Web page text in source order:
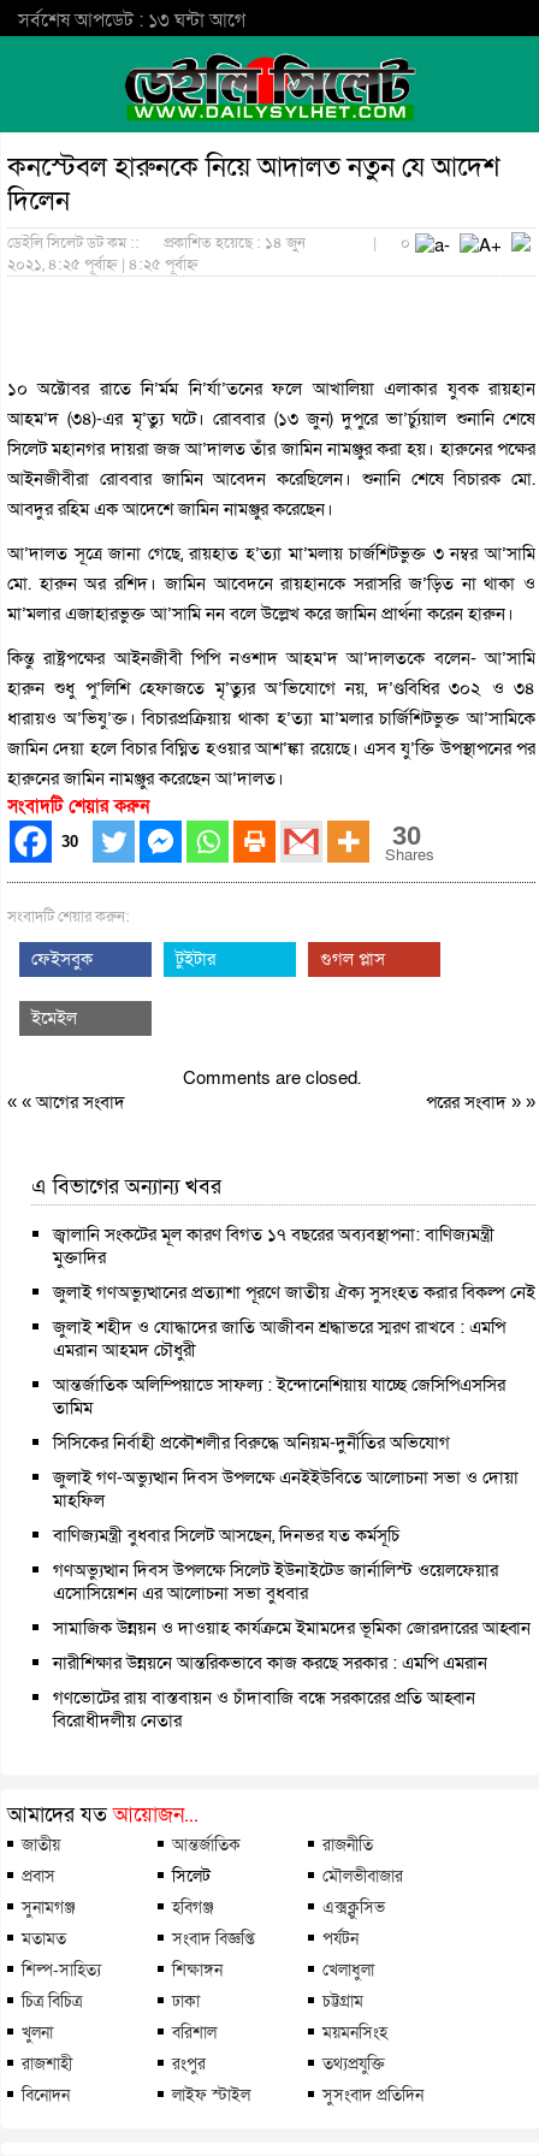
সর্বশেষ আপডেট : ১৩ ঘন্টা আগে
কনস্টেবল হারুনকে নিয়ে আদালত নতুন যে আদেশ
দিলেন
ডেইলি সিলেট ডট কম ::
প্রকাশিত হয়েছে : ১৪ জুন
২০২১, ৪:২৫ পূর্বাহ্ন | ৪:২৫ পূর্বাহ্ন
| ০
১০ অক্টোবর রাতে নি’র্মম নি’র্যা’তনের ফলে আখালিয়া এলাকার যুবক রায়হান
আহম’দ (৩৪)-এর মৃ’ত্যু ঘটে। রোববার (১৩ জুন) দুপুরে ভা’র্চ্যুয়াল শুনানি শেষে
সিলেট মহানগর দায়রা জজ আ’দালত তাঁর জামিন নামঞ্জুর করা হয়। হারুনের পক্ষের
আইনজীবীরা রোববার জামিন আবেদন করেছিলেন। শুনানি শেষে বিচারক মো.
আবদুর রহিম এক আদেশে জামিন নামঞ্জুর করেছেন।
আ’দালত সূত্রে জানা গেছে, রায়হাত হ’ত্যা মা’মলায় চার্জশিটভুক্ত ৩ নম্বর আ’সামি
মো. হারুন অর রশিদ। জামিন আবেদনে রায়হানকে সরাসরি জ’ড়িত না থাকা ও
মা’মলার এজাহারভুক্ত আ’সামি নন বলে উল্লেখ করে জামিন প্রার্থনা করেন হারুন।
কিন্তু রাষ্ট্রপক্ষের আইনজীবী পিপি নওশাদ আহম’দ আ’দালতকে বলেন- আ’সামি
হারুন শুধু পু’লিশি হেফাজতে মৃ’ত্যুর অ’ভিযোগে নয়, দ’ণ্ডবিধির ৩০২ ও ৩৪
ধারায়ও অ’ভিযু’ক্ত। বিচারপ্রক্রিয়ায় থাকা হ’ত্যা মা’মলার চার্জিশিটভুক্ত আ’সামিকে
জামিন দেয়া হলে বিচার বিঘ্নিত হওয়ার আশ’ঙ্কা রয়েছে। এসব যু’ক্তি উপস্থাপনের পর
হারুনের জামিন নামঞ্জুর করেছেন আ’দালত।
সংবাদটি শেয়ার করুন
30 30
Shares
সংবাদটি শেয়ার করুন:
ফেইসবুক টুইটার গুগল প্লাস
ইমেইল
Comments are closed.
« «আগের সংবাদ পরের সংবাদ» »
এ বিভাগের অন্যান্য খবর
জ্বালানি সংকটের মূল কারণ বিগত ১৭ বছরের অব্যবস্থাপনা: বাণিজ্যমন্ত্রী
মুক্তাদির
জুলাই গণঅভ্যুত্থানের প্রত্যাশা পূরণে জাতীয় ঐক্য সুসংহত করার বিকল্প নেই
জুলাই শহীদ ও যোদ্ধাদের জাতি আজীবন শ্রদ্ধাভরে স্মরণ রাখবে : এমপি
এমরান আহমদ চৌধুরী
আন্তর্জাতিক অলিম্পিয়াডে সাফল্য : ইন্দোনেশিয়ায় যাচ্ছে জেসিপিএসসির
তামিম
সিসিকের নির্বাহী প্রকৌশলীর বিরুদ্ধে অনিয়ম-দুর্নীতির অভিযোগ
জুলাই গণ-অভ্যুত্থান দিবস উপলক্ষে এনইইউবিতে আলোচনা সভা ও দোয়া
মাহফিল
বাণিজ্যমন্ত্রী বুধবার সিলেট আসছেন, দিনভর যত কর্মসূচি
গণঅভ্যুত্থান দিবস উপলক্ষে সিলেট ইউনাইটেড জার্নালিস্ট ওয়েলফেয়ার
এসোসিয়েশন এর আলোচনা সভা বুধবার
সামাজিক উন্নয়ন ও দাওয়াহ কার্যক্রমে ইমামদের ভূমিকা জোরদারের আহ্বান
নারীশিক্ষার উন্নয়নে আন্তরিকভাবে কাজ করছে সরকার : এমপি এমরান
গণভোটের রায় বাস্তবায়ন ও চাঁদাবাজি বন্ধে সরকারের প্রতি আহ্বান
বিরোধীদলীয় নেতার
আমাদের যতআয়োজন...
জাতীয় আন্তর্জাতিক
রাজনীতি
প্রবাস
সিলেট
মৌলভীবাজার
সুনামগঞ্জ
হবিগঞ্জ
এক্সক্লুসিভ
মতামত
সংবাদ বিজ্ঞপ্তি
পর্যটন
শিল্প-সাহিত্য
শিক্ষাঙ্গন
খেলাধুলা
চিত্র বিচিত্র
ঢাকা
চট্টগ্রাম
খুলনা
বরিশাল
ময়মনসিংহ
রাজশাহী
রংপুর
তথ্যপ্রযুক্তি
বিনোদন
লাইফ স্টাইল সুসংবাদ প্রতিদিন